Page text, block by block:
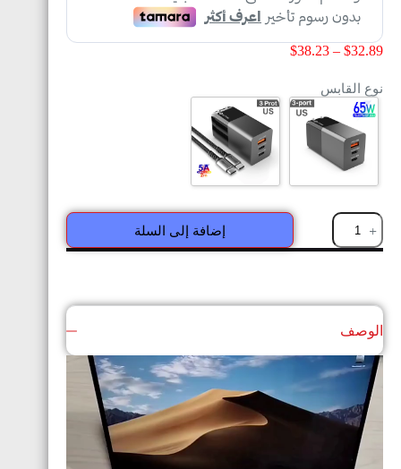
$32.89
–
$38.23
نوع القابس
إضافة إلى السلة
الوصف